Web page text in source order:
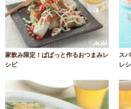
家飲み限定！ぱぱっと作るおつまみレ
シピ
ス
レ